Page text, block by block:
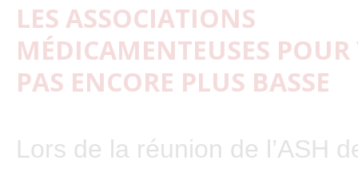
LES ASSOCIATIONS
MÉDICAMENTEUSES
PAS ENCORE PLUS BASSE
Lors de la réunion de l’ASH